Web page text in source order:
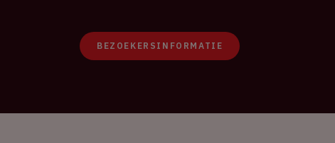
BEZOEKERSINFORMATIE